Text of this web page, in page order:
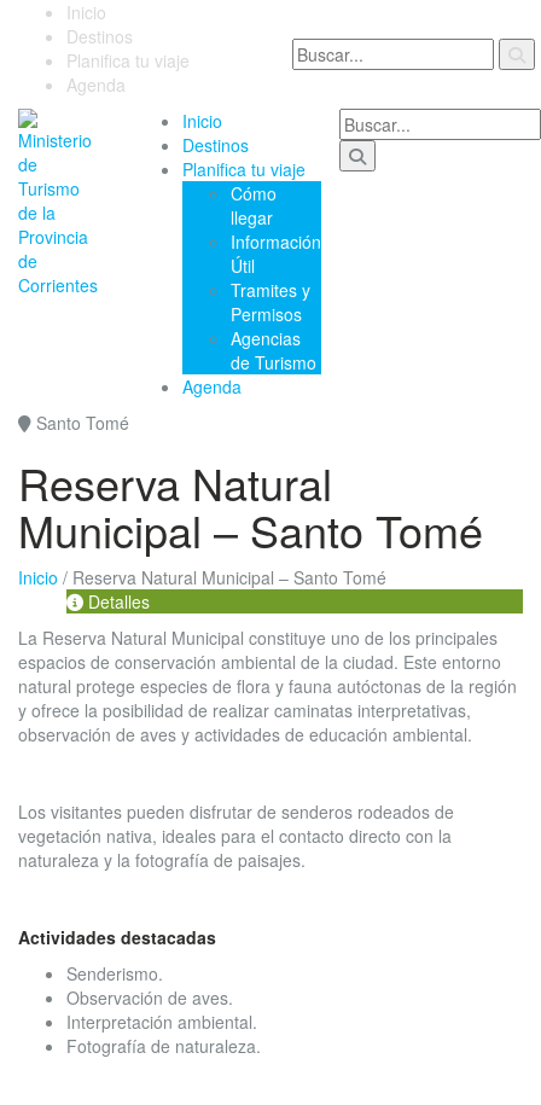
Inicio
Destinos
Planifica tu viaje
Agenda
Inicio
Destinos
Planifica tu viaje
Cómo
llegar
Información
Útil
Tramites y
Permisos
Agencias
de Turismo
Agenda
Santo Tomé
Reserva Natural
Municipal – Santo Tomé
Inicio / Reserva Natural Municipal – Santo Tomé
Detalles
La Reserva Natural Municipal constituye uno de los principales
espacios de conservación ambiental de la ciudad. Este entorno
natural protege especies de flora y fauna autóctonas de la región
y ofrece la posibilidad de realizar caminatas interpretativas,
observación de aves y actividades de educación ambiental.
Los visitantes pueden disfrutar de senderos rodeados de
vegetación nativa, ideales para el contacto directo con la
naturaleza y la fotografía de paisajes.
Actividades destacadas
Senderismo.
Observación de aves.
Interpretación ambiental.
Fotografía de naturaleza.